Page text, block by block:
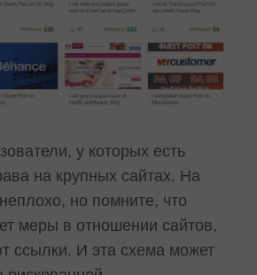
у которых есть
на крупных сайтах. На
но помните, что
меры в отношении сайтов,
ссылки. И эта схема может